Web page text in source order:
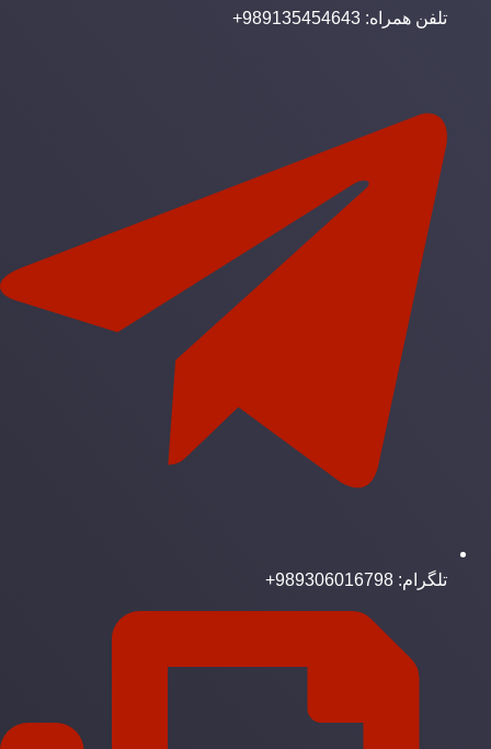
تلفن همراه: 989135454643+
تلگرام: 989306016798+